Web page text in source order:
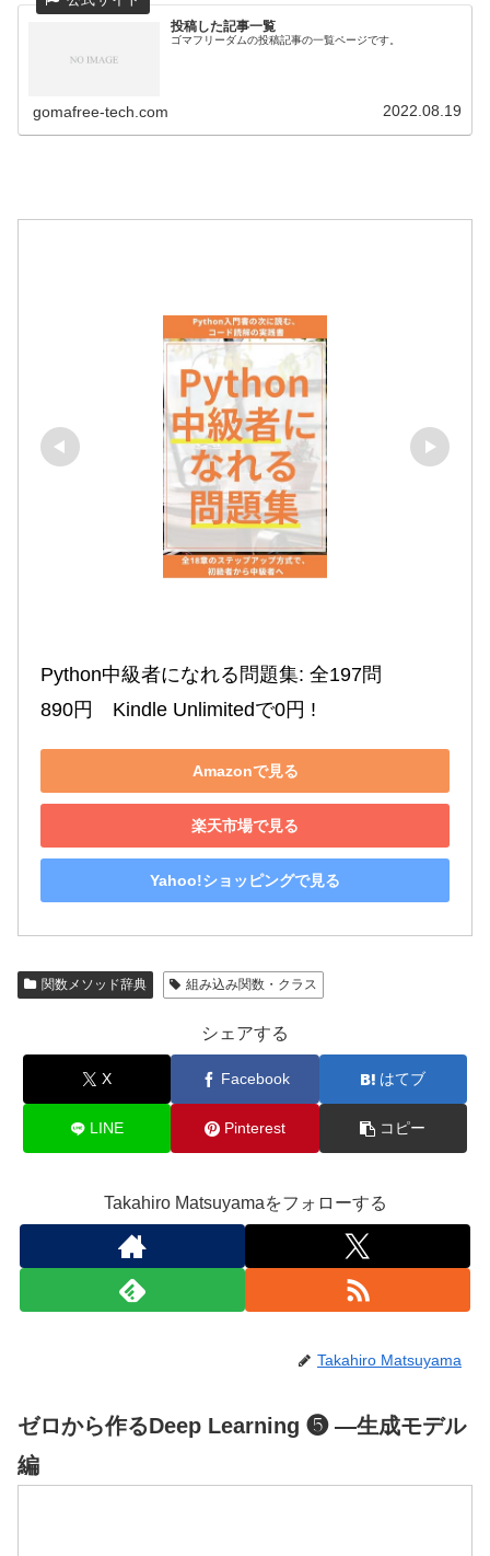
投稿した記事一覧
ゴマフリーダムの投稿記事の一覧ページです。
gomafree-tech.com 2022.08.19
Python中級者になれる問題集: 全197問
890円　Kindle Unlimitedで0円 !
Amazonで見る
楽天市場で見る
Yahoo!ショッピングで見る
関数メソッド辞典 組み込み関数・クラス
シェアする
X Facebook はてブ
LINE Pinterest コピー
Takahiro Matsuyamaをフォローする
Takahiro Matsuyama
ゼロから作るDeep Learning ❺ ―生成モデル
編